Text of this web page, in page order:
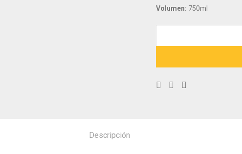
Volumen: 750ml
Descripción